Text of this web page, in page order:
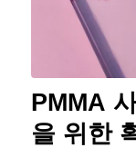
PMMA
을 위한